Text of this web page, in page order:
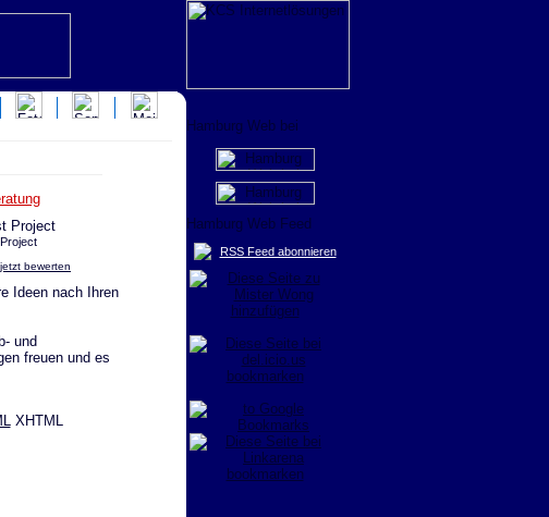
bewerten
Ideen nach Ihren
und
freuen und es
XHTML
RSS Feed abonnieren